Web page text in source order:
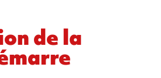
de la